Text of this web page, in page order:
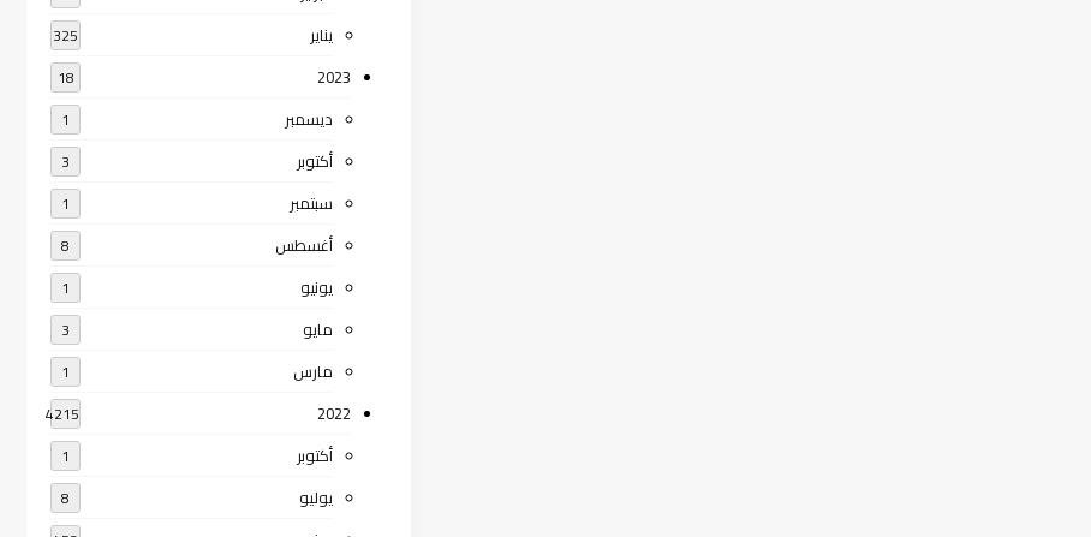
يناير 325
2023
18
ديسمبر 1
أكتوبر 3
سبتمبر 1
أغسطس 8
يونيو 1
مايو 3
مارس 1
2022
4215
أكتوبر 1
يوليو 8